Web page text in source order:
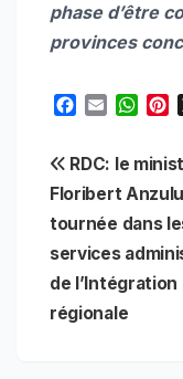
phase d’être
provinces
e
b
o
k
i
l
W
t
s
A
p
t
e
r
s
t
de
l’article
RDC: le
Floribert
tournée dans
services
de l’Intégration
régionale